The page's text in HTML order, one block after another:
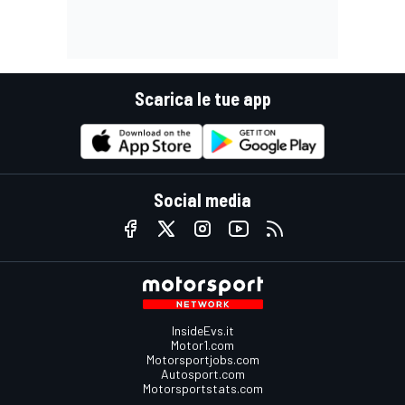
Scarica le tue app
Social media
InsideEvs.it
Motor1.com
Motorsportjobs.com
Autosport.com
Motorsportstats.com